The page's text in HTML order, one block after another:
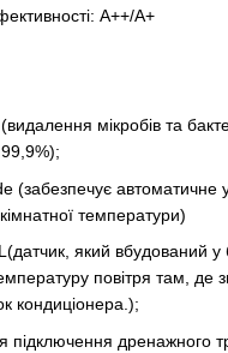
А++/А+
мікробів та
(забезпечує автоматичне
температури)
який вбудований у
повітря там, де
кондиціонера.);
підключення дренажного